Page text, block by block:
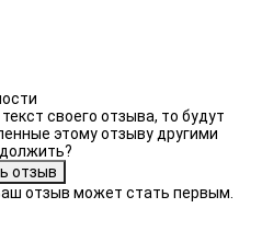
своего отзыва, то будут
этому отзыву другими
отзыв может стать первым.